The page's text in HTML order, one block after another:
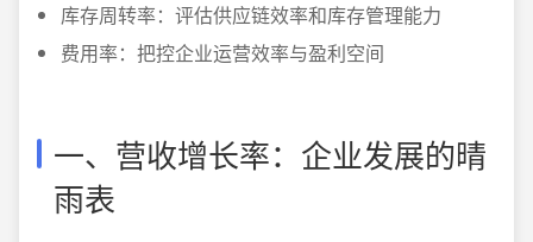
库存周转率：评估供应链效率和库存管理能力
费用率：把控企业运营效率与盈利空间
一、营收增长率：企业发展的晴
雨表